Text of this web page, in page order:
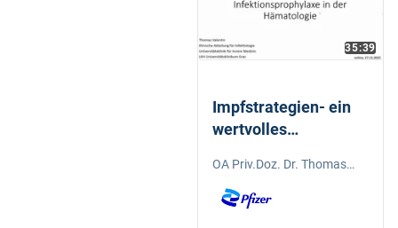
35:39
Impfstrategien- ein
wertvolles
Infektionsprophylaxe
in der Hämatologie
OA Priv.Doz. Dr. Thomas